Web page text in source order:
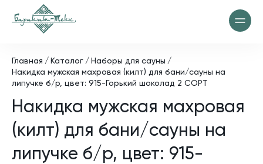
Главная Каталог
Наборы для сауны
Накидка мужская махровая (килт) для бани/сауны на
липучке б/р, цвет: 915-Горький шоколад 2 СОРТ
Накидка мужская махровая
(килт) для бани/сауны на
липучке б/р, цвет: 915-